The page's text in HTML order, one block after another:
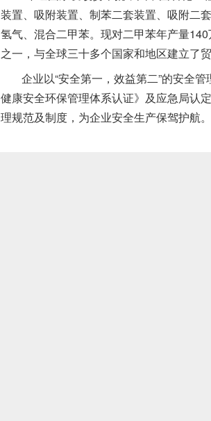
装置、吸附装置、制苯二套装置、吸附二
氢气、混合二甲苯。现对二甲苯年产量
之一，与全球三十多个国家和地区建立了贸
企业以“安全第一，效益第二”的安全
健康安全环保管理体系认证》及应急局认
理规范及制度，为企业安全生产保驾护航。